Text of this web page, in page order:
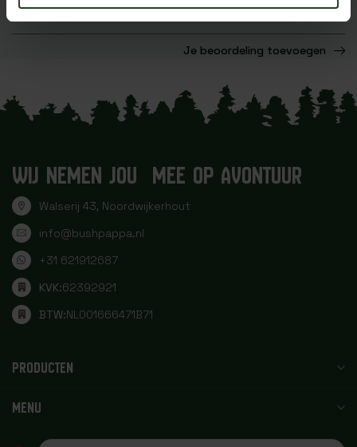
reviews
Je beoordeling toevoegen
WIJ NEMEN JOU MEE OP AVONTUUR
Walserij 43, Noordwijkerhout
info@bushpappa.nl
+31 621912687
KVK:62392921
BTW:NL001666471B71
PRODUCTEN
MENU